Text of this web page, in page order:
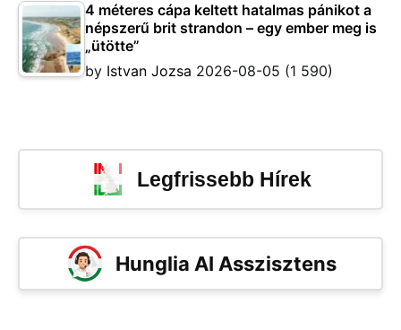
4 méteres cápa keltett hatalmas pánikot a
népszerű brit strandon – egy ember meg is
„ütötte”
by Istvan Jozsa 2026-08-05 (1 590)
Legfrissebb Hírek
Hunglia AI Asszisztens